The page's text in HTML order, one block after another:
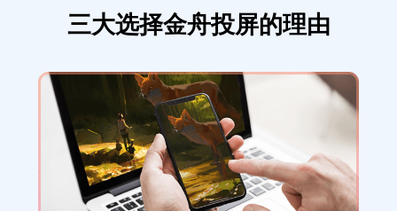
三大选择金舟投屏的理由
软件越做越好了，每次更新都有惊喜，江下
科技的软件能解决生活和办公常见问题，支
持到底！
顾影